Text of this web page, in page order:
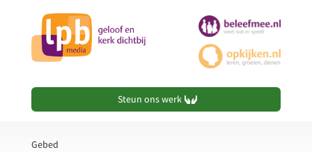
Steun ons werk
Gebed